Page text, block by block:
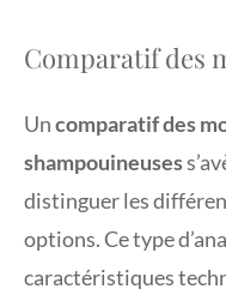
Comparatif des
Uncomparatif des
shampouineuses
distinguer les
options. Ce type
caractéristiques